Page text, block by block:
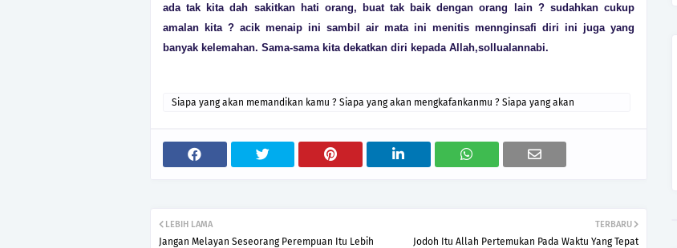
ada tak kita dah sakitkan hati orang, buat tak baik dengan orang lain ? sudahkan cukup
amalan kita ? acik menaip ini sambil air mata ini menitis mennginsafi diri ini juga yang
banyak kelemahan. Sama-sama kita dekatkan diri kepada Allah,sollualannabi.
Siapa yang akan memandikan kamu ? Siapa yang akan mengkafankanmu ? Siapa yang akan
TERBARU
Jodoh Itu Allah Pertemukan Pada Waktu Yang Tepat
LEBIH LAMA
Jangan Melayan Seseorang Perempuan Itu Lebih